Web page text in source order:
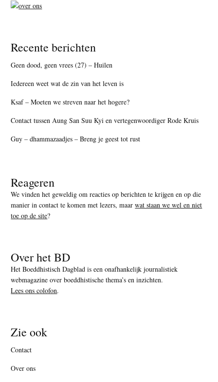
Recente berichten
Geen dood, geen vrees (27) – Huilen
Iedereen weet wat de zin van het leven is
Ksaf – Moeten we streven naar het hogere?
Contact tussen Aung San Suu Kyi en vertegenwoordiger Rode Kruis
Guy – dhammazaadjes – Breng je geest tot rust
Reageren
We vinden het geweldig om reacties op berichten te krijgen en op die
manier in contact te komen met lezers, maarwat staan we wel en niet
toe op de site?
Over het BD
Het Boeddhistisch Dagblad is een onafhankelijk journalistiek
webmagazine over boeddhistische thema’s en inzichten.
Lees ons colofon.
Zie ook
Contact
Over ons